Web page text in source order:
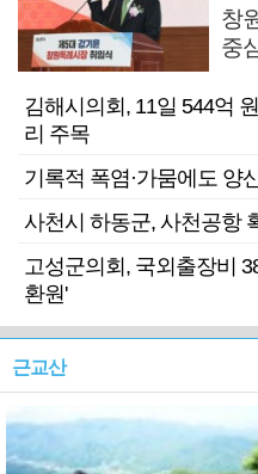
창
중
김해시의회, 11일 544억
리 주목
기록적 폭염·가뭄에도 양
사천시 하동군, 사천공항
고성군의회, 국외출장비
환원'
근교산